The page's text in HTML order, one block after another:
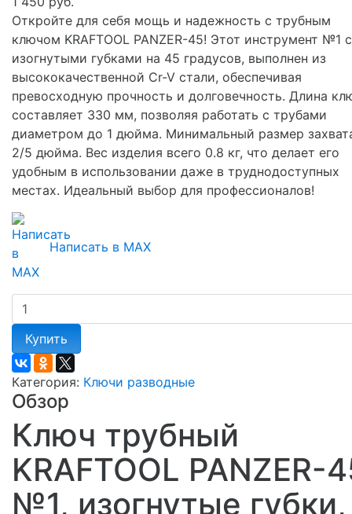
Откройте для себя мощь и надежность с трубным
ключом KRAFTOOL PANZER-45! Этот инструмент №1 с
изогнутыми губками на 45 градусов, выполнен из
высококачественной Cr-V стали, обеспечивая
превосходную прочность и долговечность. Длина
составляет 330 мм, позволяя работать с трубами
диаметром до 1 дюйма. Минимальный размер
2/5 дюйма. Вес изделия всего 0.8 кг, что делает его
удобным в использовании даже в труднодоступных
местах. Идеальный выбор для профессионалов!
Написать в MAX
Купить
Категория: Ключи разводные
Обзор
Ключ трубный
KRAFTOOL PANZER-
№1, изогнутые губки,